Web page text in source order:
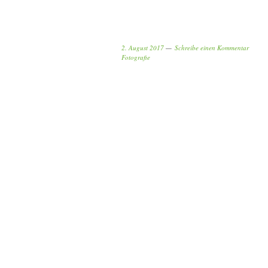
2. August 2017
Schreibe einen Kommentar
Fotografie